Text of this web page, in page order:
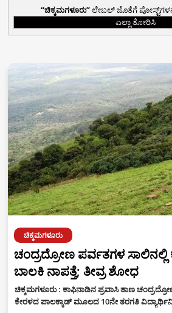
ಚಿಕ್ಕಮಗಳೂರು ಲೇಬಲ್ ಜೊತೆಗೆ
ಎಲ್ಲಾ ತೋರಿಸಿ
ಚಿಕ್ಕಮಗಳೂರು
ಚಂದ್ರದ್ರೋಣ ಪರ್ವತಗಳ
ಬಾಲಕಿ ನಾಪತ್ತೆ; ತೀವ್ರ ಶೋಧ
ಚಿಕ್ಕಮಗಳೂರು : ಕಾಫಿನಾಡಿನ ಪ್ರವಾಸಿ ತಾಣ
ಕೇರಳದ ಪಾಲಕ್ಕಾಡ್ ಮೂಲದ 10ನೇ ತರಗತಿ